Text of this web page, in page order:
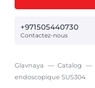
+971505440730
Contactez-nous
Glavnaya Catalog
endoscopique SUS304